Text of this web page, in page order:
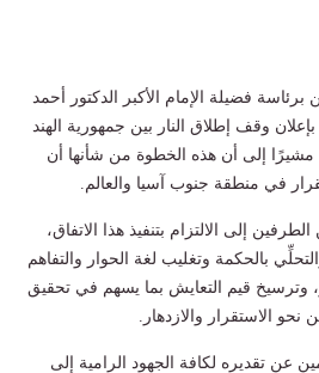
فضيلة الإمام الأكبر الدكتور أحمد
وقف إطلاق النار بين جمهورية الهند
مشيرًا إلى أن هذه الخطوة من شأنها أن
في منطقة جنوب آسيا والعالم.
إلى الالتزام بتنفيذ هذا الاتفاق،
بالحكمة وتغليب لغة الحوار والتفاهم
وترسيخ قيم التعايش بما يسهم في تحقيق
الاستقرار والازدهار.
تقديره لكافة الجهود الرامية إلى